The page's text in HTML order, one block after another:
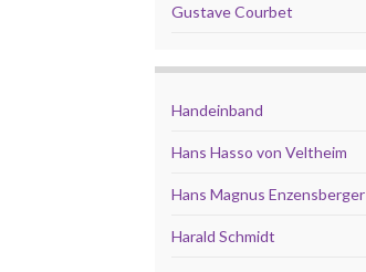
Gustave Courbet
Handeinband
Hans Hasso von Veltheim
Hans Magnus Enzensberger
Harald Schmidt